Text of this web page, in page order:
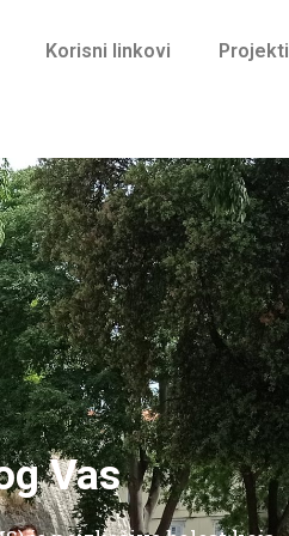
Korisni linkovi Projekti
Vas